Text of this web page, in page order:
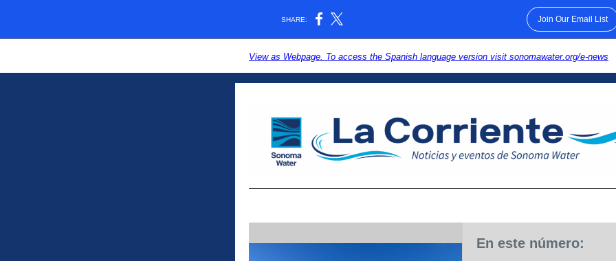
SHARE: Join Our Email List
View as Webpage. To access the Spanish language version visit sonomawater.org/e-news
En este número: